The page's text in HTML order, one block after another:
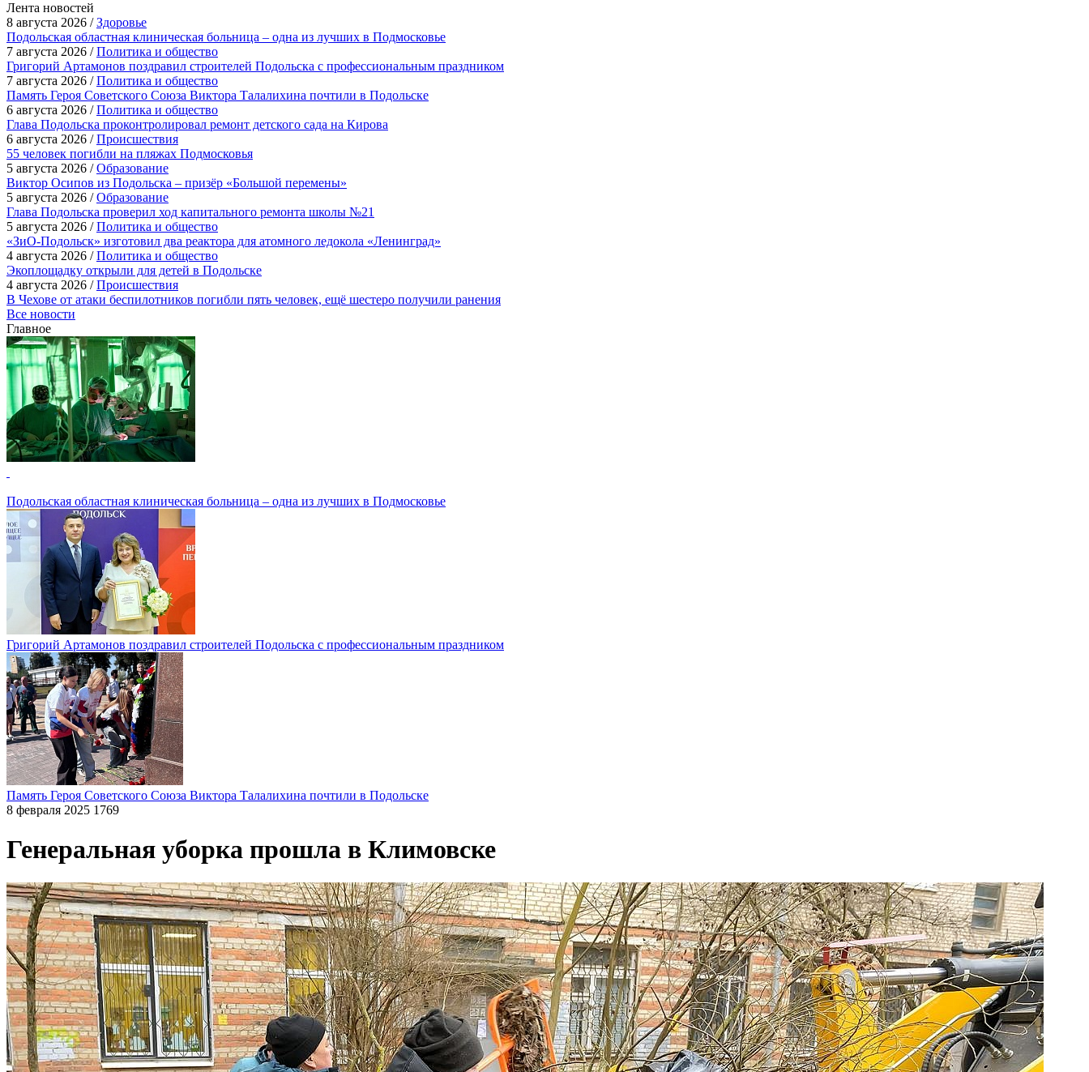
Лента новостей
8 августа 2026 /Здоровье
Подольская областная клиническая больница – одна из лучших в Подмосковье
7 августа 2026 /Политика и общество
Григорий Артамонов поздравил строителей Подольска с профессиональным праздником
7 августа 2026 /Политика и общество
Память Героя Советского Союза Виктора Талалихина почтили в Подольске
6 августа 2026 /Политика и общество
Глава Подольска проконтролировал ремонт детского сада на Кирова
6 августа 2026 /Происшествия
55 человек погибли на пляжах Подмосковья
5 августа 2026 /Образование
Виктор Осипов из Подольска – призёр «Большой перемены»
5 августа 2026 /Образование
Глава Подольска проверил ход капитального ремонта школы №21
5 августа 2026 /Политика и общество
«ЗиО-Подольск» изготовил два реактора для атомного ледокола «Ленинград»
4 августа 2026 /Политика и общество
Экоплощадку открыли для детей в Подольске
4 августа 2026 /Происшествия
В Чехове от атаки беспилотников погибли пять человек, ещё шестеро получили ранения
Все новости
Главное
Подольская областная клиническая больница – одна из лучших в Подмосковье
Григорий Артамонов поздравил строителей Подольска с профессиональным праздником
Память Героя Советского Союза Виктора Талалихина почтили в Подольске
8 февраля 2025 1769
Генеральная уборка прошла в Климовске